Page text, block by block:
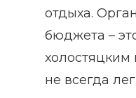
отдыха.
бюджета –
холостяцким
не всегда